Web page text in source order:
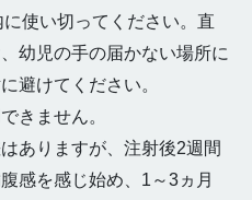
使い切ってください。直
幼児の手の届かない場所に
避けてください。
きません。
はありますが、注射後2週間
感を感じ始め、1～3ヵ月